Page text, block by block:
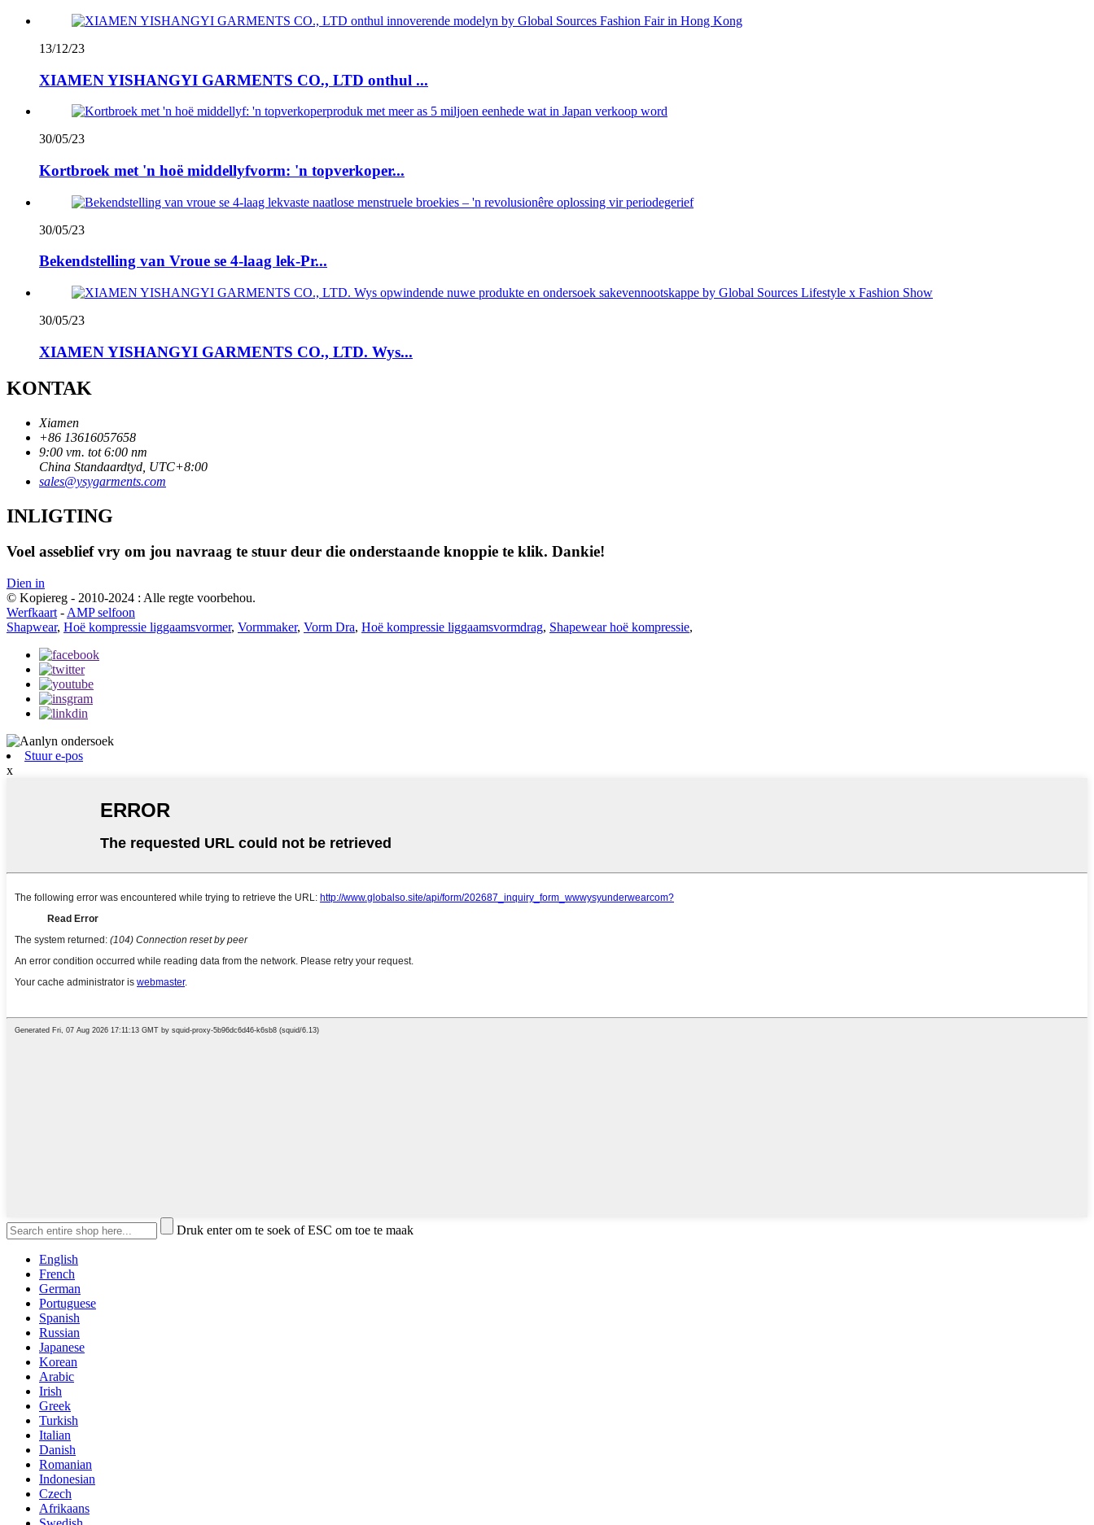
13/12/23
XIAMEN YISHANGYI GARMENTS CO., LTD onthul ...
30/05/23
Kortbroek met 'n hoë middellyfvorm: 'n topverkoper...
30/05/23
Bekendstelling van Vroue se 4-laag lek-Pr...
30/05/23
XIAMEN YISHANGYI GARMENTS CO., LTD. Wys...
KONTAK
Xiamen
+86 13616057658
9:00 vm. tot 6:00 nm
China Standaardtyd, UTC+8:00
sales@ysygarments.com
INLIGTING
Voel asseblief vry om jou navraag te stuur deur die onderstaande knoppie te klik. Dankie!
Dien in
© Kopiereg - 2010-2024 : Alle regte voorbehou.
Werfkaart - AMP selfoon
Shapwear, Hoë kompressie liggaamsvormer, Vormmaker, Vorm Dra, Hoë kompressie liggaamsvormdrag, Shapewear hoë kompressie,
Stuur e-pos
x
Druk enter om te soek of ESC om toe te maak
English
French
German
Portuguese
Spanish
Russian
Japanese
Korean
Arabic
Irish
Greek
Turkish
Italian
Danish
Romanian
Indonesian
Czech
Afrikaans